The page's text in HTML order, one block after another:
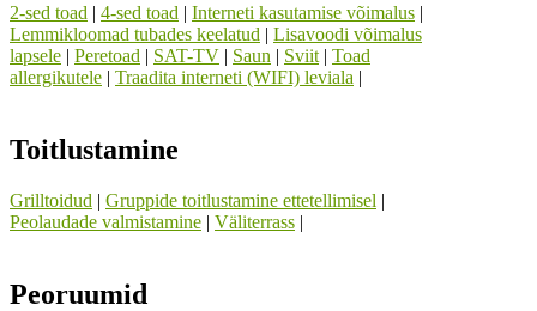
2-sed toad | 4-sed toad | Interneti kasutamise võimalus |
Lemmikloomad tubades keelatud | Lisavoodi võimalus
lapsele | Peretoad | SAT-TV | Saun | Sviit | Toad
allergikutele | Traadita interneti (WIFI) leviala |
Toitlustamine
Grilltoidud | Gruppide toitlustamine ettetellimisel |
Peolaudade valmistamine | Väliterrass |
Peoruumid